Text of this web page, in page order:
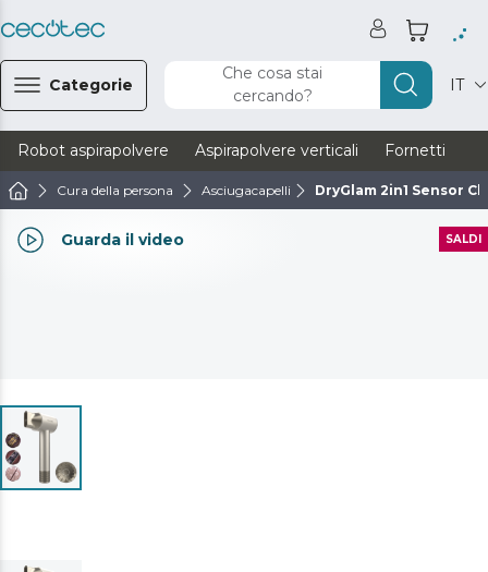
Categorie
Che cosa stai
cercando?
IT
Robot aspirapolvere Aspirapolvere verticali Fornetti
Cura della persona Asciugacapelli DryGlam 2in1 Sensor
Guarda il video SALDI